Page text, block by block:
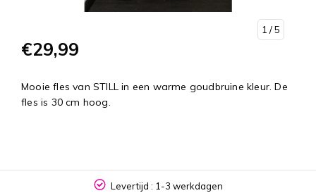
1 / 5
€29,99
Mooie fles van STILL in een warme goudbruine kleur. De
fles is 30 cm hoog.
Levertijd : 1-3 werkdagen